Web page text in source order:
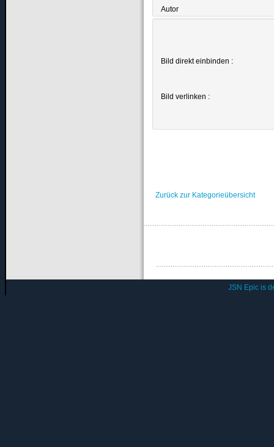
Autor
Bild direkt einbinden :
Bild verlinken :
Zurück zur Kategorieübersicht
JSN Epic is